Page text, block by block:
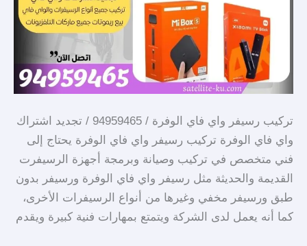
تركيب رسيفر واي فاي الوفرة / 94959465 / تجديد اشتراك
واي فاي الوفرة تركيب رسيفر واي فاي الوفرة يحتاج إلى
فني متخصص في تركيب وصيانة وبرمجة أجهزة الرسيفرت
القديمة والحديثة مثل رسيفر واي فاي الوفرة ورسيفر بدون
طبق ورسيفر مخفي وغيرها من أنواع الرسيفرات الأخرى،
كما أنه يعمل لدى الشركة ويتمتع بمهارات فنية كبيرة ويقدم